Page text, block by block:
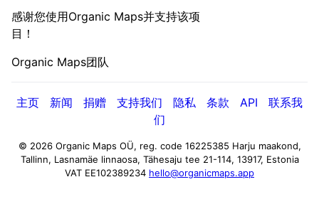
感谢您使用Organic Maps并支持该项
目！
Organic Maps团队
主页 新闻 捐赠 支持我们 隐私 条款 API
联系我
们
© 2026 Organic Maps OÜ, reg. code 16225385 Harju maakond,
Tallinn, Lasnamäe linnaosa, Tähesaju tee 21-114, 13917, Estonia
VAT EE102389234 hello@organicmaps.app